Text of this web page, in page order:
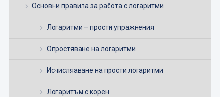
Основни правила за работа с логаритми
Логаритми – прости упражнения
Опростяване на логаритми
Исчисляаване на прости логаритми
Логаритъм с корен